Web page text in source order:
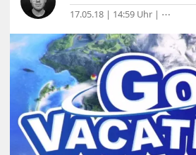
17.05.18 | 14:59 Uhr | ⋯